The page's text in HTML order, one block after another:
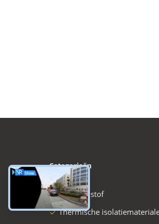
Categorieën
glasvezelstof
Thermische